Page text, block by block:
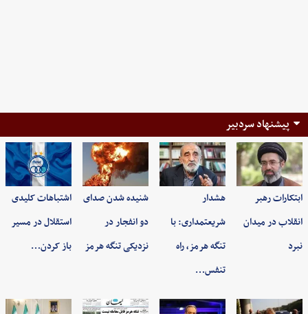
پیشنهاد سردبیر
ابتکارات رهبر
انقلاب در میدان
نبرد
هشدار
شریعتمداری: با
تنگه هرمز، راه
تنفس…
شنیده شدن صدای
دو انفجار در
نزدیکی تنگه هرمز
اشتباهات کلیدی
استقلال در مسیر
باز کردن…